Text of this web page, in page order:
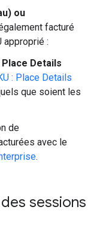
ou
facturé
approprié :
Place Details
: Place Details
que soient les
de
avec le
.
sessions